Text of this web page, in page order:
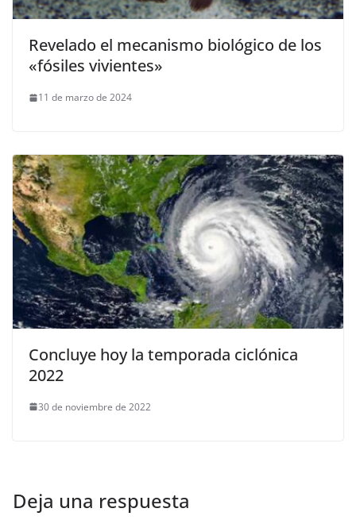
Revelado el mecanismo biológico de los
«fósiles vivientes»
11 de marzo de 2024
Concluye hoy la temporada ciclónica
2022
30 de noviembre de 2022
Deja una respuesta